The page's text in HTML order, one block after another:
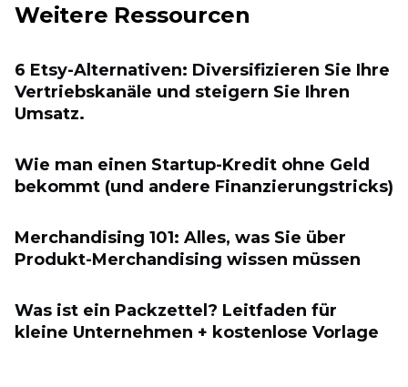
Weitere Ressourcen
6 Etsy-Alternativen: Diversifizieren Sie Ihre
Vertriebskanäle und steigern Sie Ihren
Umsatz.
Wie man einen Startup-Kredit ohne Geld
bekommt (und andere Finanzierungstricks)
Merchandising 101: Alles, was Sie über
Produkt-Merchandising wissen müssen
Was ist ein Packzettel? Leitfaden für
kleine Unternehmen + kostenlose Vorlage